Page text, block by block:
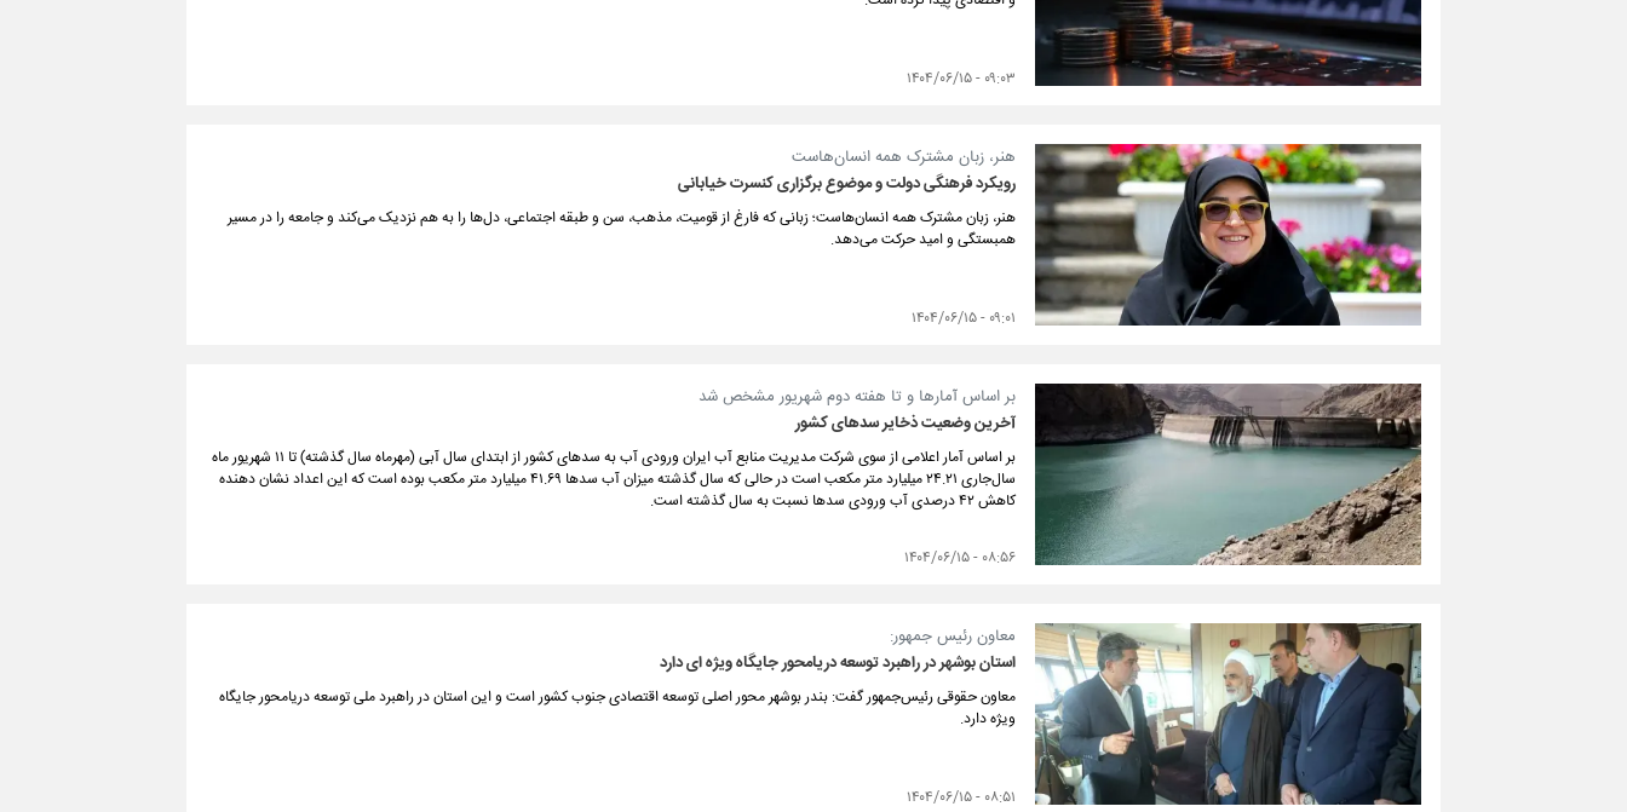
۰۹:۰۳ - ۱۴۰۴/۰۶/۱۵
هنر، زبان مشترک همه انسان‌هاست
رویکرد فرهنگی دولت و موضوع برگزاری کنسرت خیابانی
هنر، زبان مشترک همه انسان‌هاست؛ زبانی که فارغ از قومیت، مذهب، سن و طبقه اجتماعی، دل‌ها را به هم نزدیک می‌کند و جامعه را در مسیر
همبستگی و امید حرکت می‌دهد.
۰۹:۰۱ - ۱۴۰۴/۰۶/۱۵
بر اساس آمارها و تا هفته دوم شهریور مشخص شد
آخرین وضعیت ذخایر سدهای کشور
بر اساس آمار اعلامی از سوی شرکت مدیریت منابع آب ایران ورودی آب به سدهای کشور از ابتدای سال آبی (مهرماه سال گذشته) تا ۱۱ شهریور ماه
سال‌جاری ۲۴.۲۱ میلیارد متر مکعب است در حالی که سال گذشته میزان آب سدها ۴۱.۶۹ میلیارد متر مکعب بوده است که این اعداد نشان دهنده
کاهش ۴۲ درصدی آب ورودی سدها نسبت به سال گذشته است.
۰۸:۵۶ - ۱۴۰۴/۰۶/۱۵
معاون رئیس جمهور:
استان بوشهر در راهبرد توسعه دریامحور جایگاه ویژه ای دارد
معاون حقوقی رئیس‌جمهور گفت: بندر بوشهر محور اصلی توسعه اقتصادی جنوب کشور است و این استان در راهبرد ملی توسعه دریامحور جایگاه
ویژه دارد.
۰۸:۵۱ - ۱۴۰۴/۰۶/۱۵